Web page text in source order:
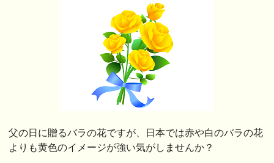
父の日に贈るバラの花ですが、日本では赤や白のバラの花
よりも黄色のイメージが強い気がしませんか？